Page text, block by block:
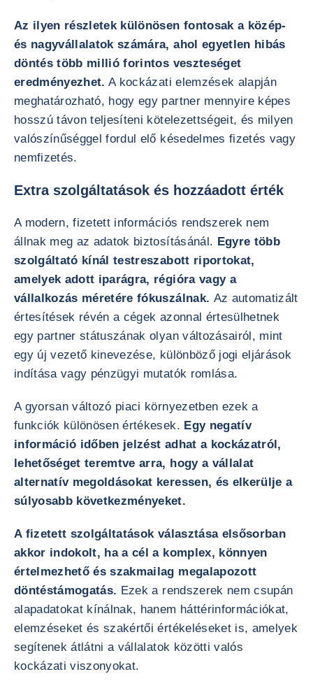
Az ilyen részletek különösen fontosak a közép-
és nagyvállalatok számára, ahol egyetlen hibás
döntés több millió forintos veszteséget
eredményezhet. A kockázati elemzések alapján
meghatározható, hogy egy partner mennyire képes
hosszú távon teljesíteni kötelezettségeit, és milyen
valószínűséggel fordul elő késedelmes fizetés vagy
nemfizetés.
Extra szolgáltatások és hozzáadott érték
A modern, fizetett információs rendszerek nem
állnak meg az adatok biztosításánál. Egyre több
szolgáltató kínál testreszabott riportokat,
amelyek adott iparágra, régióra vagy a
vállalkozás méretére fókuszálnak. Az automatizált
értesítések révén a cégek azonnal értesülhetnek
egy partner státuszának olyan változásairól, mint
egy új vezető kinevezése, különböző jogi eljárások
indítása vagy pénzügyi mutatók romlása.
A gyorsan változó piaci környezetben ezek a
funkciók különösen értékesek. Egy negatív
információ időben jelzést adhat a kockázatról,
lehetőséget teremtve arra, hogy a vállalat
alternatív megoldásokat keressen, és elkerülje a
súlyosabb következményeket.
A fizetett szolgáltatások választása elsősorban
akkor indokolt, ha a cél a komplex, könnyen
értelmezhető és szakmailag megalapozott
döntéstámogatás. Ezek a rendszerek nem csupán
alapadatokat kínálnak, hanem háttérinformációkat,
elemzéseket és szakértői értékeléseket is, amelyek
segítenek átlátni a vállalatok közötti valós
kockázati viszonyokat.